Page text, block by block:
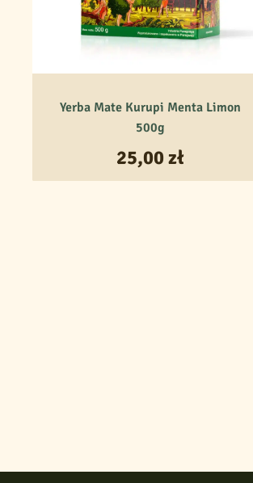
Długość – 19
Wysyłamy
mate.
Yerba Mate Kurupi Menta Limon
500g
25,00zł